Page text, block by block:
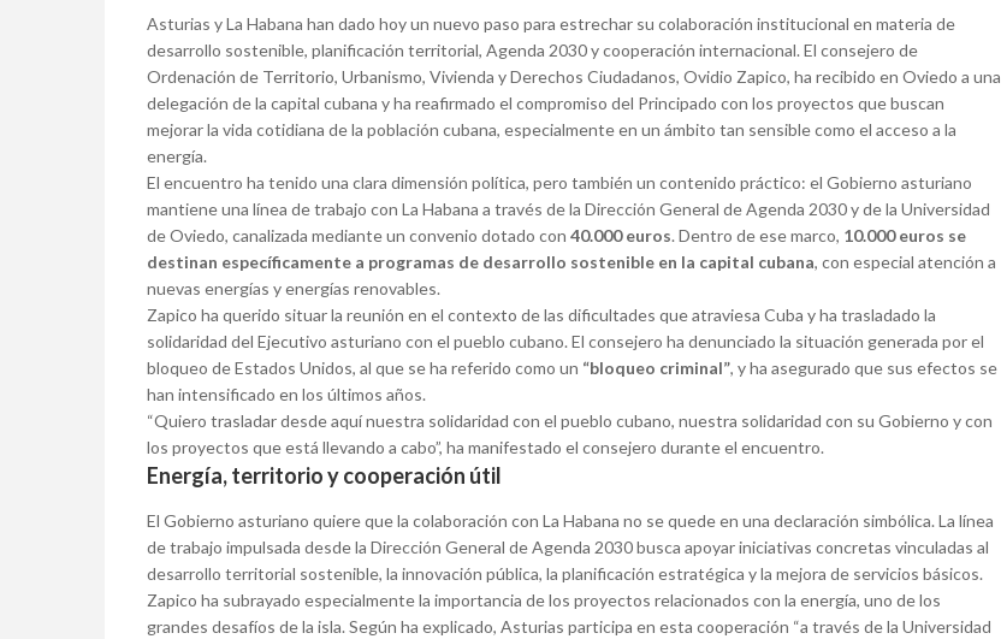
Asturias y La Habana han dado hoy un nuevo paso para estrechar su colaboración institucional en materia de
desarrollo sostenible, planificación territorial, Agenda 2030 y cooperación internacional. El consejero de
Ordenación de Territorio, Urbanismo, Vivienda y Derechos Ciudadanos, Ovidio Zapico, ha recibido en Oviedo a una
delegación de la capital cubana y ha reafirmado el compromiso del Principado con los proyectos que buscan
mejorar la vida cotidiana de la población cubana, especialmente en un ámbito tan sensible como el acceso a la
energía.
El encuentro ha tenido una clara dimensión política, pero también un contenido práctico: el Gobierno asturiano
mantiene una línea de trabajo con La Habana a través de la Dirección General de Agenda 2030 y de la Universidad
de Oviedo, canalizada mediante un convenio dotado con 40.000 euros. Dentro de ese marco, 10.000 euros se
destinan específicamente a programas de desarrollo sostenible en la capital cubana, con especial atención a
nuevas energías y energías renovables.
Zapico ha querido situar la reunión en el contexto de las dificultades que atraviesa Cuba y ha trasladado la
solidaridad del Ejecutivo asturiano con el pueblo cubano. El consejero ha denunciado la situación generada por el
bloqueo de Estados Unidos, al que se ha referido como un “bloqueo criminal”, y ha asegurado que sus efectos se
han intensificado en los últimos años.
“Quiero trasladar desde aquí nuestra solidaridad con el pueblo cubano, nuestra solidaridad con su Gobierno y con
los proyectos que está llevando a cabo”, ha manifestado el consejero durante el encuentro.
Energía, territorio y cooperación útil
El Gobierno asturiano quiere que la colaboración con La Habana no se quede en una declaración simbólica. La línea
de trabajo impulsada desde la Dirección General de Agenda 2030 busca apoyar iniciativas concretas vinculadas al
desarrollo territorial sostenible, la innovación pública, la planificación estratégica y la mejora de servicios básicos.
Zapico ha subrayado especialmente la importancia de los proyectos relacionados con la energía, uno de los
grandes desafíos de la isla. Según ha explicado, Asturias participa en esta cooperación “a través de la Universidad